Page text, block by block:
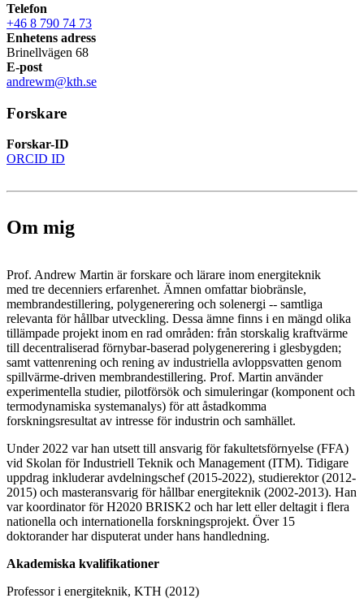
Telefon
+46 8 790 74 73
Enhetens adress
Brinellvägen 68
E-post
andrewm@kth.se
Forskare
Forskar-ID
ORCID ID
Om mig
Prof. Andrew Martin är forskare och lärare inom energiteknik
med tre decenniers erfarenhet. Ämnen omfattar biobränsle,
membrandestillering, polygenerering och solenergi -- samtliga
relevanta för hållbar utveckling. Dessa ämne finns i en mängd olika
tillämpade projekt inom en rad områden: från storskalig kraftvärme
till decentraliserad förnybar-baserad polygenerering i glesbygden;
samt vattenrening och rening av industriella avloppsvatten genom
spillvärme-driven membrandestillering. Prof. Martin använder
experimentella studier, pilotförsök och simuleringar (komponent och
termodynamiska systemanalys) för att åstadkomma
forskningsresultat av intresse för industrin och samhället.
Under 2022 var han utsett till ansvarig för fakultetsförnyelse (FFA)
vid Skolan för Industriell Teknik och Management (ITM). Tidigare
uppdrag inkluderar avdelningschef (2015-2022), studierektor (2012-
2015) och masteransvarig för hållbar energiteknik (2002-2013). Han
var koordinator för H2020 BRISK2 och har lett eller deltagit i flera
nationella och internationella forskningsprojekt. Över 15
doktorander har disputerat under hans handledning.
Akademiska kvalifikationer
Professor i energiteknik, KTH (2012)